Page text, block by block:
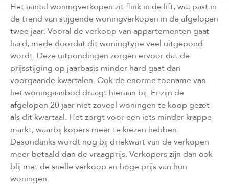
Het aantal woningverkopen zit flink in de lift, wat past in
de trend van stijgende woningverkopen in de afgelopen
twee jaar. Vooral de verkoop van appartementen gaat
hard, mede doordat dit woningtype veel uitgepond
wordt. Deze uitpondingen zorgen ervoor dat de
prijsstijging op jaarbasis minder hard gaat dan
voorgaande kwartalen. Ook de enorme toename van
het woningaanbod draagt hieraan bij. Er zijn de
afgelopen 20 jaar niet zoveel woningen te koop gezet
als dit kwartaal. Het zorgt voor een iets minder krappe
markt, waarbij kopers meer te kiezen hebben.
Desondanks wordt nog bij driekwart van de verkopen
meer betaald dan de vraagprijs. Verkopers zijn dan ook
blij met de snelle verkoop en hoge prijs van hun
woningen.